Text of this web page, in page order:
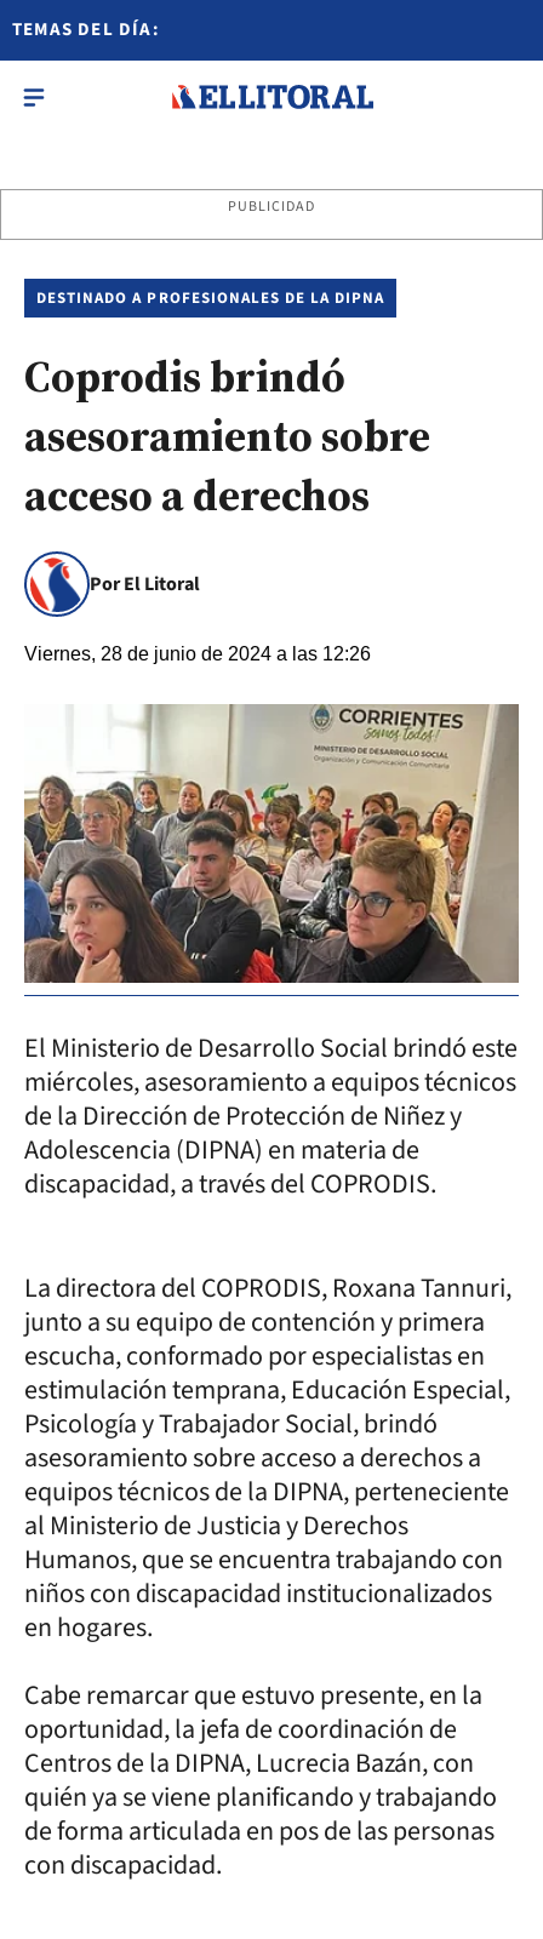
TEMAS DEL DÍA:
PUBLICIDAD
DESTINADO A PROFESIONALES DE LA DIPNA
Coprodis brindó
asesoramiento sobre
acceso a derechos
Por El Litoral
Viernes, 28 de junio de 2024 a las 12:26
El Ministerio de Desarrollo Social brindó este
miércoles, asesoramiento a equipos técnicos
de la Dirección de Protección de Niñez y
Adolescencia (DIPNA) en materia de
discapacidad, a través del COPRODIS.
La directora del COPRODIS, Roxana Tannuri,
junto a su equipo de contención y primera
escucha, conformado por especialistas en
estimulación temprana, Educación Especial,
Psicología y Trabajador Social, brindó
asesoramiento sobre acceso a derechos a
equipos técnicos de la DIPNA, perteneciente
al Ministerio de Justicia y Derechos
Humanos, que se encuentra trabajando con
niños con discapacidad institucionalizados
en hogares.
Cabe remarcar que estuvo presente, en la
oportunidad, la jefa de coordinación de
Centros de la DIPNA, Lucrecia Bazán, con
quién ya se viene planificando y trabajando
de forma articulada en pos de las personas
con discapacidad.